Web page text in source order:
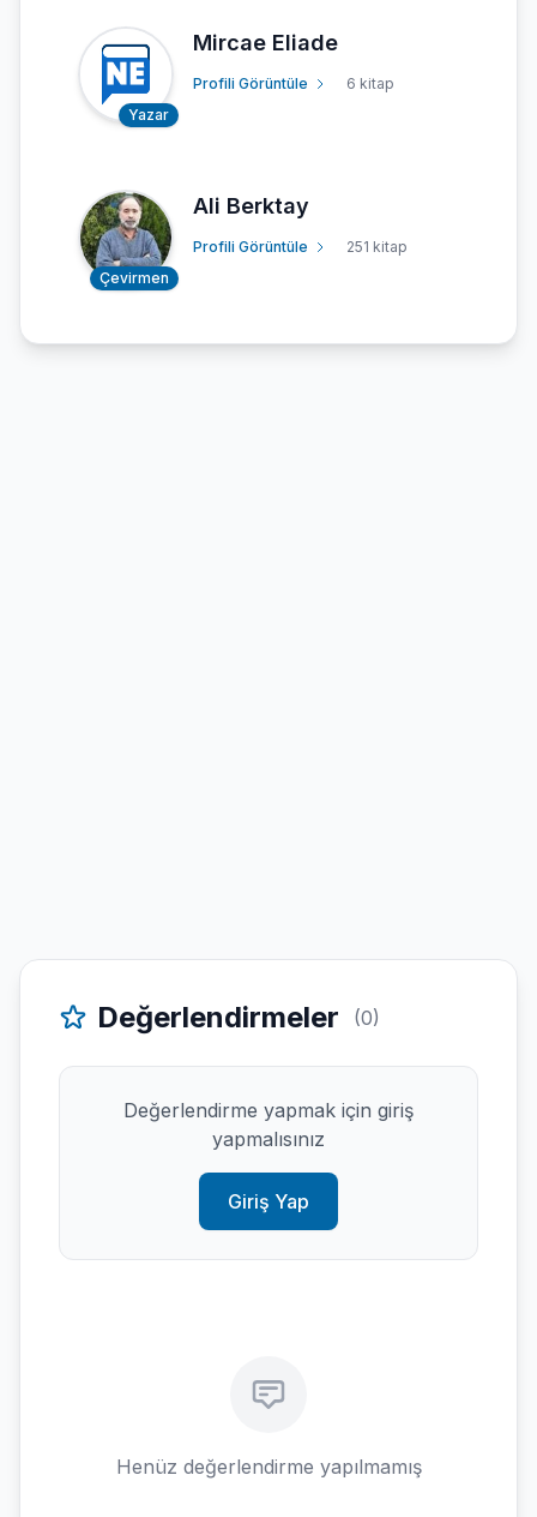
Yazar
Mircae Eliade
Profili Görüntüle 6 kitap
Çevirmen
Ali Berktay
Profili Görüntüle 251 kitap
Değerlendirmeler (0)
Değerlendirme yapmak için giriş
yapmalısınız
Giriş Yap
Henüz değerlendirme yapılmamış